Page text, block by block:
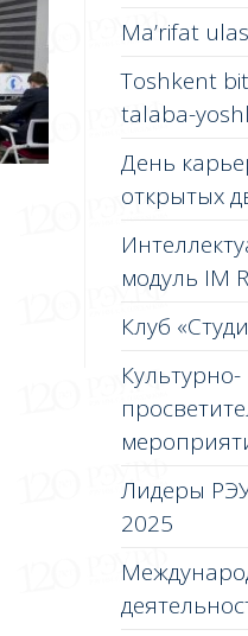
Ma’rifat
Toshkent
talaba-
День
открытых
модуль IM
Клуб
Культурно-
Лидеры
2025